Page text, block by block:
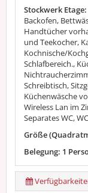
Stockwerk Etage:
Backofen,
Handtücher
und Teekocher,
Kochnische/
Schlafbereich.,
Schreibtisch,
Küchenwäsche
Wireless Lan im
Separates WC,
Größe
Belegung: 1